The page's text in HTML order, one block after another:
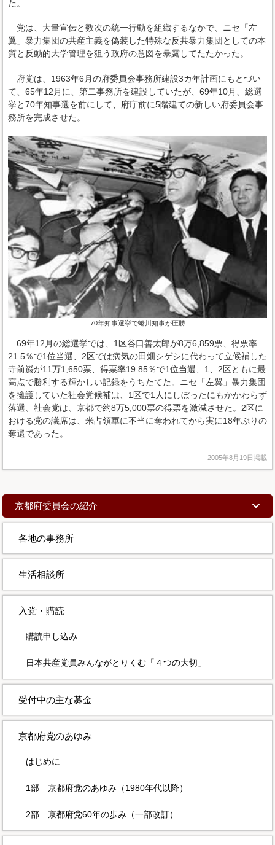
た。
党は、大量宣伝と数次の統一行動を組織するなかで、ニセ「左
翼」暴力集団の共産主義を偽装した特殊な反共暴力集団としての本
質と反動的大学管理を狙う政府の意図を暴露してたたかった。
府党は、1963年6月の府委員会事務所建設3カ年計画にもとづい
て、65年12月に、第二事務所を建設していたが、69年10月、総選
挙と70年知事選を前にして、府庁前に5階建ての新しい府委員会事
務所を完成させた。
70年知事選挙で蜷川知事が圧勝
69年12月の総選挙では、1区谷口善太郎が8万6,859票、得票率
21.5％で1位当選、2区では病気の田畑シゲシに代わって立候補した
寺前巌が11万1,650票、得票率19.85％で1位当選、1、2区ともに最
高点で勝利する輝かしい記録をうちたてた。ニセ「左翼」暴力集団
を擁護していた社会党候補は、1区で1人にしぼったにもかかわらず
落選、社会党は、京都で約8万5,000票の得票を激減させた。2区に
おける党の議席は、米占領軍に不当に奪われてから実に18年ぶりの
奪還であった。
2005年8月19日掲載
京都府委員会の紹介
各地の事務所
生活相談所
入党・購読
購読申し込み
日本共産党員みんながとりくむ「４つの大切」
受付中の主な募金
京都府党のあゆみ
はじめに
1部 京都府党のあゆみ（1980年代以降）
2部 京都府党60年の歩み（一部改訂）